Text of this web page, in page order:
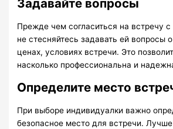
Задавайте вопросы
Прежде чем согласиться на встречу
не стесняйтесь задавать ей вопросы
ценах, условиях встречи. Это
насколько профессиональна и
Определите место
При выборе индивидуалки важно
безопасное место для встречи.